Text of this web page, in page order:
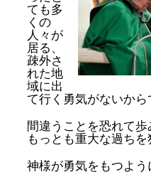
ても多
くの
人々が
居る、
疎外さ
れた地
域に出
て行く勇気がないから
間違うことを恐れて歩
もっとも重大な過ちを
神様が勇気をもつよう